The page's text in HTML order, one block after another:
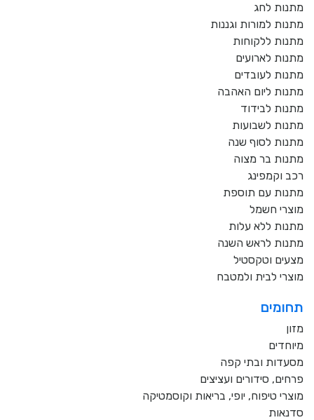
מתנות לחג
מתנות למורות וגננות
מתנות ללקוחות
מתנות לארועים
מתנות לעובדים
מתנות ליום האהבה
מתנות לבידוד
מתנות לשבועות
מתנות לסוף שנה
מתנות בר מצוה
רכב וקמפינג
מתנות עם תוספת
מוצרי חשמל
מתנות ללא עלות
מתנות לראש השנה
מצעים וטקסטיל
מוצרי לבית ולמטבח
תחומים
מזון
מיוחדים
מסעדות ובתי קפה
פרחים, סידורים ועציצים
מוצרי טיפוח, יופי, בריאות וקוסמטיקה
סדנאות